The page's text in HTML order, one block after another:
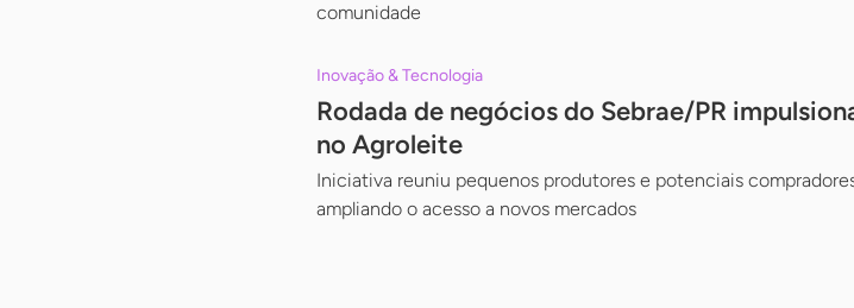
comunidade
Inovação & Tecnologia
Rodada de negócios do Sebrae/PR
no Agroleite
Iniciativa reuniu pequenos produtores e potenciais
ampliando o acesso a novos mercados